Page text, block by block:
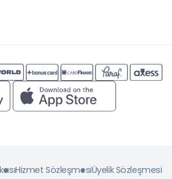
Hizmet SözleşmesiÜyelik Sözleşmesi